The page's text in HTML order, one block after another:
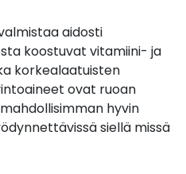
aidosti
koostuvat vitamiini- ja
korkealaatuisten
ovat ruoan
hyvin
siellä missä